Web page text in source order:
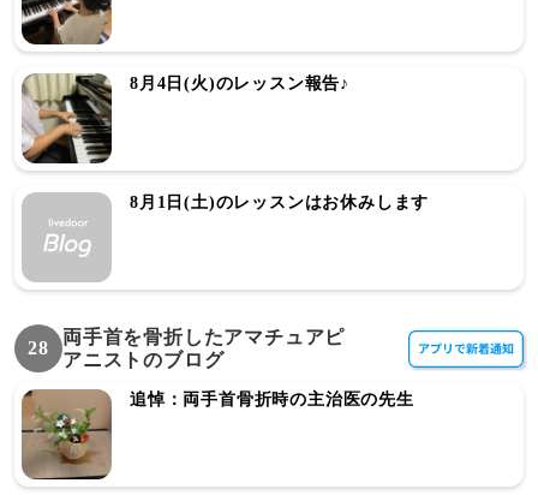
8月4日(火)のレッスン報告♪
8月1日(土)のレッスンはお休みします
28
両手首を骨折したアマチュアピ
アニストのブログ
追悼：両手首骨折時の主治医の先生